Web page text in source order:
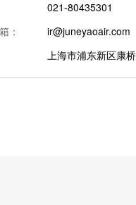
021-80435301
：
ir@juneyaoair.com
上海市浦东新区康